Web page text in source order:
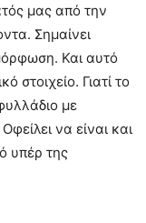
μας από την
Σημαίνει
Και αυτό
στοιχείο. Γιατί το
με
να είναι και
υπέρ της